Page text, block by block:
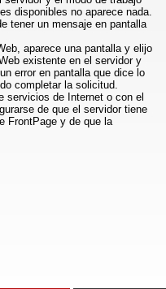
disponibles no aparece nada.
tener un mensaje en pantalla
aparece una pantalla y elijo
existente en el servidor y
error en pantalla que dice lo
completar la solicitud.
servicios de Internet o con el
de que el servidor tiene
FrontPage y de que la